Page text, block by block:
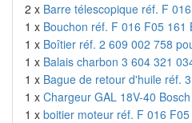
2 x Barre télescopique réf. F
1 x Bouchon réf. F 016 F05 161
1 x Boîtier réf. 2 609 002 758
1 x Balais charbon 3 604 321
1 x Bague de retour d'huile réf.
1 x Chargeur GAL 18V-40 Bosch
1 x boitier moteur réf. F 016